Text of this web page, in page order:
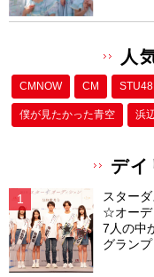
人
CMNOW CM STU48
僕が⾒たかった⻘空 浜
デ
スター
☆オーデ
7人の中
グランプ